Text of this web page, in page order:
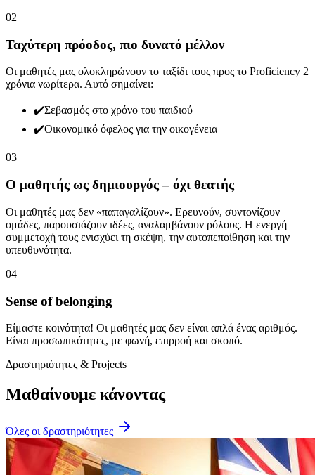
02
Ταχύτερη πρόοδος, πιο δυνατό μέλλον
Οι μαθητές μας ολοκληρώνουν το ταξίδι τους προς το Proficiency 2
χρόνια νωρίτερα. Αυτό σημαίνει:
✔️Σεβασμός στο χρόνο του παιδιού
✔️Οικονομικό όφελος για την οικογένεια
03
Ο μαθητής ως δημιουργός – όχι θεατής
Οι μαθητές μας δεν «παπαγαλίζουν». Ερευνούν, συντονίζουν
ομάδες, παρουσιάζουν ιδέες, αναλαμβάνουν ρόλους. Η ενεργή
συμμετοχή τους ενισχύει τη σκέψη, την αυτοπεποίθηση και την
υπευθυνότητα.
04
Sense of belonging
Είμαστε κοινότητα! Οι μαθητές μας δεν είναι απλά ένας αριθμός.
Είναι προσωπικότητες, με φωνή, επιρροή και σκοπό.
Δραστηριότητες & Projects
Μαθαίνουμε κάνοντας
Όλες οι δραστηριότητες